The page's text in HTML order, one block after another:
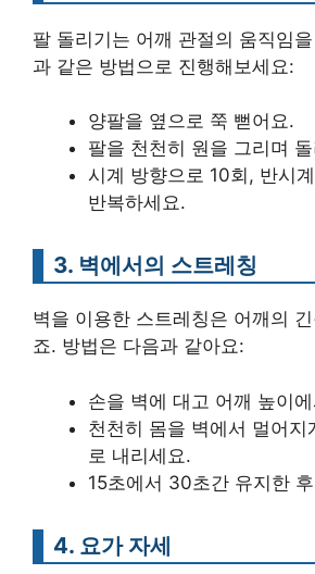
팔 돌리기는 어깨 관절의 움직임
과 같은 방법으로 진행해보세요:
양팔을 옆으로 쭉 뻗어요.
팔을 천천히 원을 그리며
시계 방향으로 10회, 반시
반복하세요.
3. 벽에서의 스트레칭
벽을 이용한 스트레칭은 어깨의
죠. 방법은 다음과 같아요:
손을 벽에 대고 어깨 높이
천천히 몸을 벽에서 멀어지
로 내리세요.
15초에서 30초간 유지한
4. 요가 자세